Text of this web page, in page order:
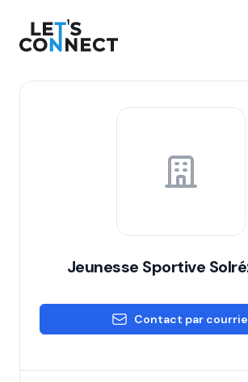
Let's Connect
le menu
Jeunesse Sportive
Contact par